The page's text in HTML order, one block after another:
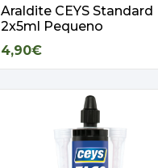
Araldite CEYS Standard
2x5ml Pequeno
4,90€